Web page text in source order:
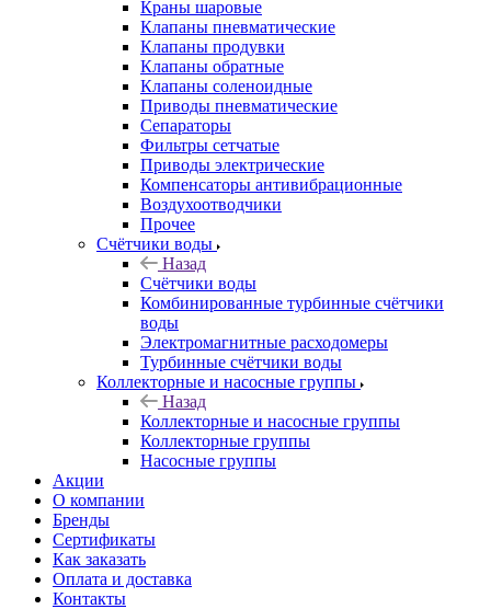
Краны шаровые
Клапаны пневматические
Клапаны продувки
Клапаны обратные
Клапаны соленоидные
Приводы пневматические
Сепараторы
Фильтры сетчатые
Приводы электрические
Компенсаторы антивибрационные
Воздухоотводчики
Прочее
Счётчики воды
Назад
Счётчики воды
Комбинированные турбинные счётчики
воды
Электромагнитные расходомеры
Турбинные счётчики воды
Коллекторные и насосные группы
Назад
Коллекторные и насосные группы
Коллекторные группы
Насосные группы
Акции
О компании
Бренды
Сертификаты
Как заказать
Оплата и доставка
Контакты